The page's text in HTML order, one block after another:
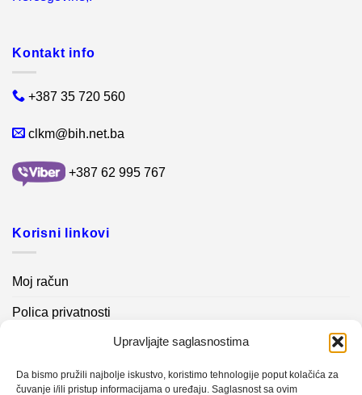
Upravljajte saglasnostima
Da bismo pružili najbolje iskustvo, koristimo tehnologije poput kolačića za
čuvanje i/ili pristup informacijama o uređaju. Saglasnost sa ovim
Kontakt info
+387 35 720 560
clkm@bih.net.ba
+387 62 995 767
Korisni linkovi
Moj račun
Polica privatnosti
Kontakt info